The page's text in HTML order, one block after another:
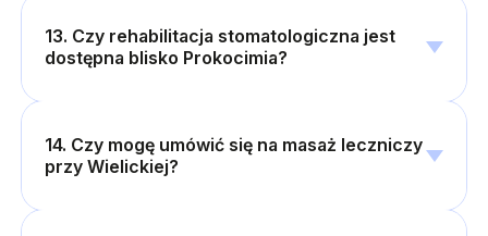
13. Czy rehabilitacja stomatologiczna jest
dostępna blisko Prokocimia?
14. Czy mogę umówić się na masaż leczniczy
przy Wielickiej?